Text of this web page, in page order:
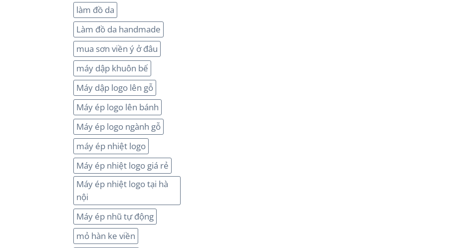
làm đồ da
Làm đồ da handmade
mua sơn viền ý ở đâu
máy dập khuôn bế
Máy dập logo lên gỗ
Máy ép logo lên bánh
Máy ép logo ngành gỗ
máy ép nhiệt logo
Máy ép nhiệt logo giá rẻ
Máy ép nhiệt logo tại hà
nội
Máy ép nhũ tự động
mỏ hàn ke viền